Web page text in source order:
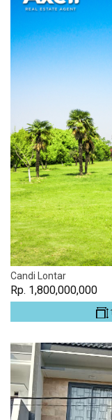
Candi Lontar
Rp. 1,800,000,000